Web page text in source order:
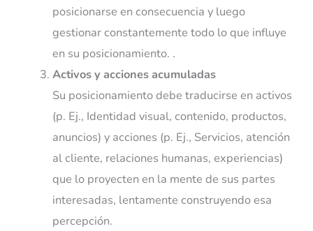
posicionarse en consecuencia y luego
gestionar constantemente todo lo que influye
en su posicionamiento. .
Activos y acciones acumuladas
Su posicionamiento debe traducirse en activos
(p. Ej., Identidad visual, contenido, productos,
anuncios) y acciones (p. Ej., Servicios, atención
al cliente, relaciones humanas, experiencias)
que lo proyecten en la mente de sus partes
interesadas, lentamente construyendo esa
percepción.